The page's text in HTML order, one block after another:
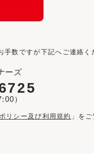
手数ですが下記へご連絡く
ーズ
）
リシー及び利用規約 」を